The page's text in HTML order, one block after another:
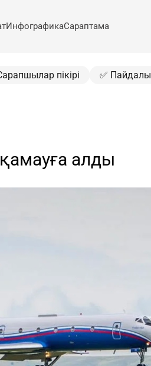
ИнфографикаСараптама
пікірі ✅ Пайдалы
алды